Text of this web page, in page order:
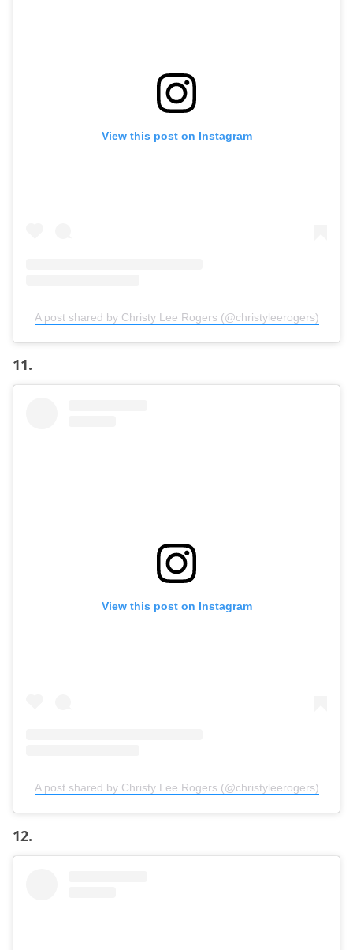
View this post on Instagram
A post shared by Christy Lee Rogers (@christyleerogers)
11.
View this post on Instagram
A post shared by Christy Lee Rogers (@christyleerogers)
12.